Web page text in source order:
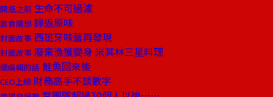
開瓶之前 生命不可過濾
旅食隨想 歸返原味
封面故事 西班牙味蕾再發現
封面故事 廢棄漁獲變身 米其林三星料理
總編輯的話 鮭魚回來後
CEO上線 財務高手不談數字